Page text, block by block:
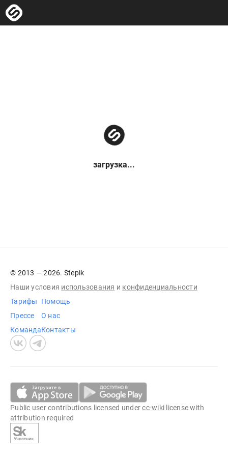
загрузка...
© 2013 — 2026. Stepik
Наши условия использования и конфиденциальности
Тарифы
Прессе
Команда
Помощь
О нас
Контакты
Public user contributions licensed undercc-wiki license with
attribution required